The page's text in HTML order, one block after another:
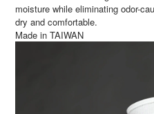
moisture while eliminating odor-
dry and comfortable.
Made in TAIWAN